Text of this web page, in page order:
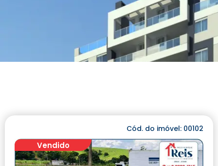
Cód. do imóvel: 00102
Vendido